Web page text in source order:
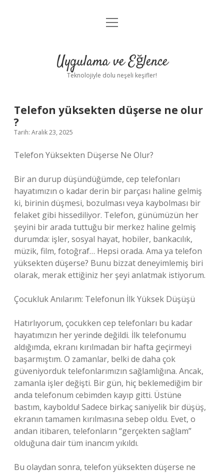
Anasayfa
Yasal Uyarı
menüyü
Uygulama ve Eğlence
Teknolojiyle dolu neşeli keşifler!
Telefon yüksekten düşerse ne olur
?
Tarih: Aralık 23, 2025
Telefon Yüksekten Düşerse Ne Olur?
Bir an durup düşündüğümde, cep telefonları
hayatımızın o kadar derin bir parçası haline gelmiş
ki, birinin düşmesi, bozulması veya kaybolması bir
felaket gibi hissediliyor. Telefon, günümüzün her
şeyini bir arada tuttuğu bir merkez haline gelmiş
durumda: işler, sosyal hayat, hobiler, bankacılık,
müzik, film, fotoğraf… Hepsi orada. Ama ya telefon
yüksekten düşerse? Bunu bizzat deneyimlemiş biri
olarak, merak ettiğiniz her şeyi anlatmak istiyorum.
Çocukluk Anılarım: Telefonun İlk Yüksek Düşüşü
Hatırlıyorum, çocukken cep telefonları bu kadar
hayatımızın her yerinde değildi. İlk telefonumu
aldığımda, ekranı kırılmadan bir hafta geçirmeyi
başarmıştım. O zamanlar, belki de daha çok
güveniyorduk telefonlarımızın sağlamlığına. Ancak,
zamanla işler değişti. Bir gün, hiç beklemediğim bir
anda telefonum cebimden kayıp gitti. Üstüne
bastım, kayboldu! Sadece birkaç saniyelik bir düşüş,
ekranın tamamen kırılmasına sebep oldu. Evet, o
andan itibaren, telefonların “gerçekten sağlam”
olduğuna dair tüm inancım yıkıldı.
Bu olaydan sonra, telefon yüksekten düşerse ne